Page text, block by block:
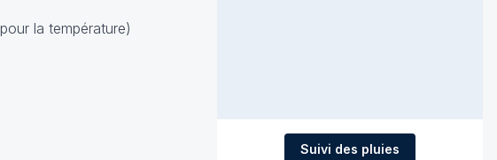
la température)
Suivi des pluies